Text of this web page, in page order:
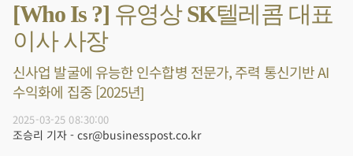
[Who Is ?] 유영상 SK텔레콤 대표
이사 사장
신사업 발굴에 유능한 인수합병 전문가, 주력 통신기반 AI
수익화에 집중 [2025년]
2025-03-25 08:30:00
조승리 기자 - csr@businesspost.co.kr